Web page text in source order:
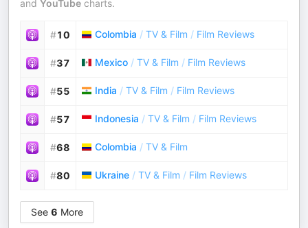
and YouTube charts.
#10 Colombia / TV & Film / Film Reviews
#37 Mexico / TV & Film / Film Reviews
#55 India / TV & Film / Film Reviews
#57 Indonesia / TV & Film / Film Reviews
#68 Colombia / TV & Film
#80 Ukraine / TV & Film / Film Reviews
See 6 More